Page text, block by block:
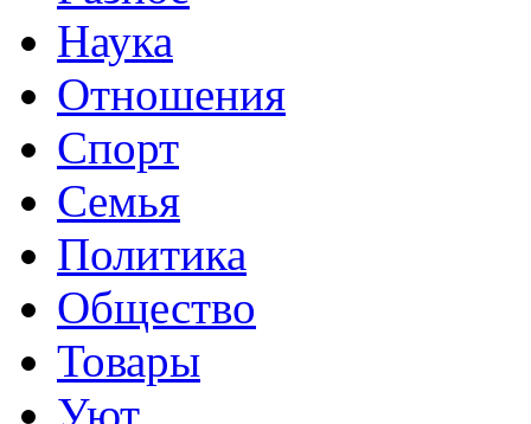
Наука
Отношения
Спорт
Семья
Политика
Общество
Товары